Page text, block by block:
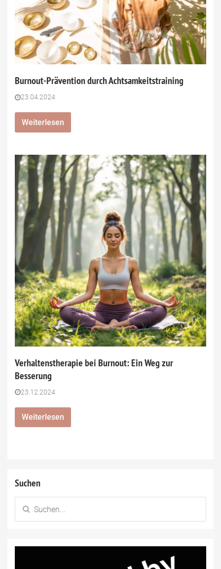
Burnout-Prävention durch Achtsamkeitstraining
23.04.2024
Weiterlesen
Verhaltenstherapie bei Burnout: Ein Weg zur
Besserung
23.12.2024
Weiterlesen
Suchen